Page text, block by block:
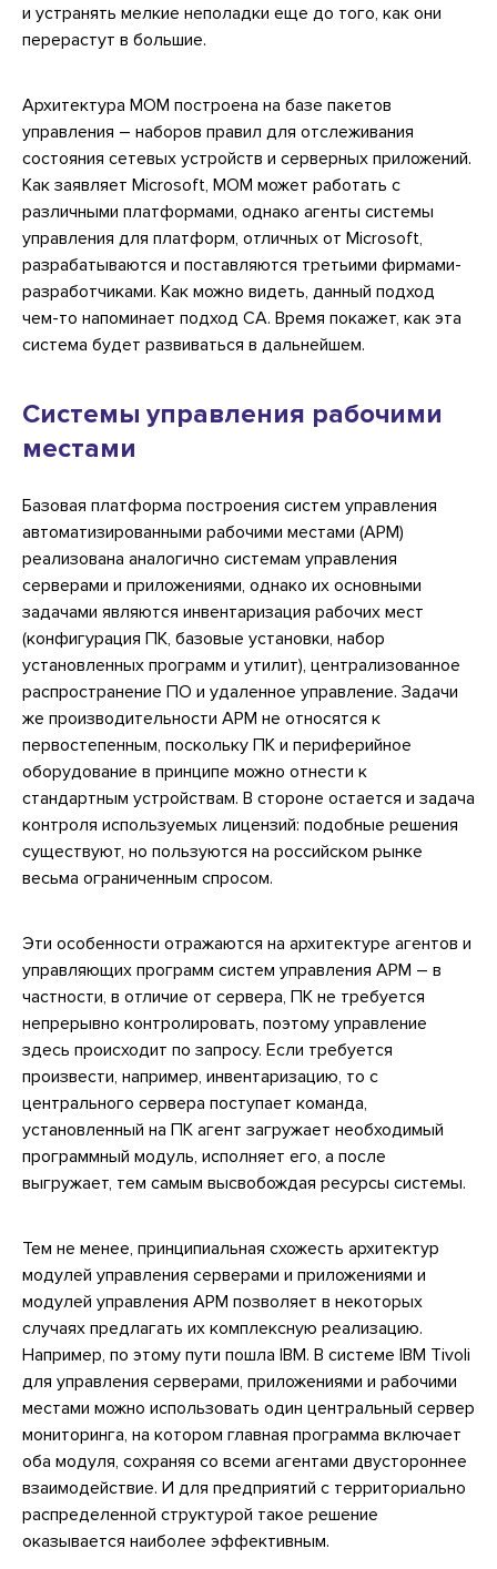
и устранять мелкие неполадки еще до того, как они
перерастут в большие.
Архитектура MOM построена на базе пакетов
управления – наборов правил для отслеживания
состояния сетевых устройств и серверных приложений.
Как заявляет Microsoft, MOM может работать с
различными платформами, однако агенты системы
управления для платформ, отличных от Microsoft,
разрабатываются и поставляются третьими фирмами-
разработчиками. Как можно видеть, данный подход
чем-то напоминает подход CA. Время покажет, как эта
система будет развиваться в дальнейшем.
Системы управления рабочими
местами
Базовая платформа построения систем управления
автоматизированными рабочими местами (АРМ)
реализована аналогично системам управления
серверами и приложениями, однако их основными
задачами являются инвентаризация рабочих мест
(конфигурация ПК, базовые установки, набор
установленных программ и утилит), централизованное
распространение ПО и удаленное управление. Задачи
же производительности АРМ не относятся к
первостепенным, поскольку ПК и периферийное
оборудование в принципе можно отнести к
стандартным устройствам. В стороне остается и задача
контроля используемых лицензий: подобные решения
существуют, но пользуются на российском рынке
весьма ограниченным спросом.
Эти особенности отражаются на архитектуре агентов и
управляющих программ систем управления АРМ – в
частности, в отличие от сервера, ПК не требуется
непрерывно контролировать, поэтому управление
здесь происходит по запросу. Если требуется
произвести, например, инвентаризацию, то с
центрального сервера поступает команда,
установленный на ПК агент загружает необходимый
программный модуль, исполняет его, а после
выгружает, тем самым высвобождая ресурсы системы.
Тем не менее, принципиальная схожесть архитектур
модулей управления серверами и приложениями и
модулей управления АРМ позволяет в некоторых
случаях предлагать их комплексную реализацию.
Например, по этому пути пошла IBM. В системе IBM Tivoli
для управления серверами, приложениями и рабочими
местами можно использовать один центральный сервер
мониторинга, на котором главная программа включает
оба модуля, сохраняя со всеми агентами двустороннее
взаимодействие. И для предприятий с территориально
распределенной структурой такое решение
оказывается наиболее эффективным.